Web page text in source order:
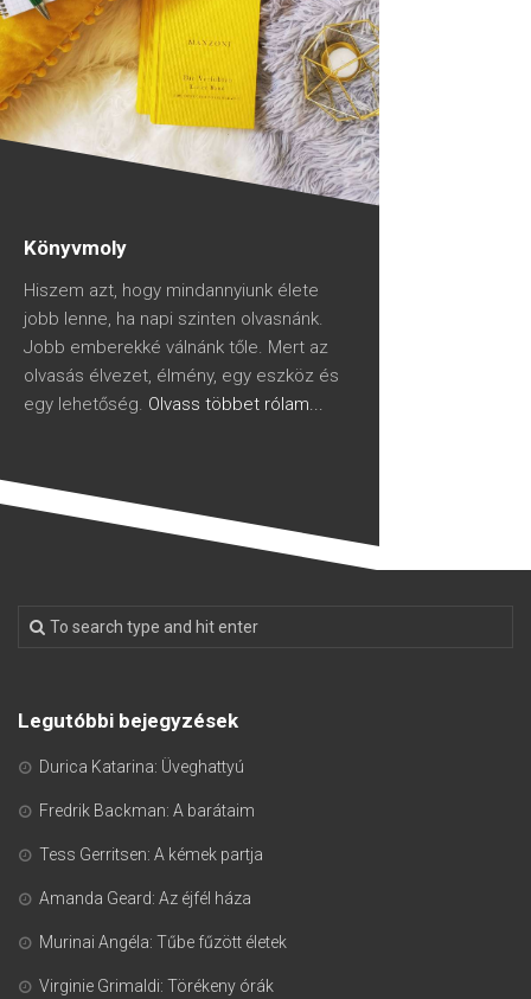
Könyvmoly
Hiszem azt, hogy mindannyiunk élete
jobb lenne, ha napi szinten olvasnánk.
Jobb emberekké válnánk tőle. Mert az
olvasás élvezet, élmény, egy eszköz és
egy lehetőség. Olvass többet rólam...
Legutóbbi bejegyzések
Durica Katarina: Üveghattyú
Fredrik Backman: A barátaim
Tess Gerritsen: A kémek partja
Amanda Geard: Az éjfél háza
Murinai Angéla: Tűbe fűzött életek
Virginie Grimaldi: Törékeny órák